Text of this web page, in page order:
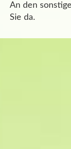
An den
Sie da.